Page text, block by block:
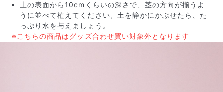
土の表面から10cmくらいの深さで、茎の方向が揃うよ
うに並べて植えてください。土を静かにかぶせたら、た
っぷり水を与えましょう。
※こちらの商品はグッズ合わせ買い対象外となります